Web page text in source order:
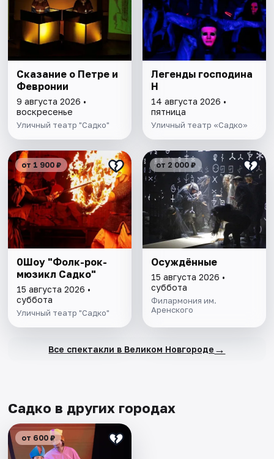
Сказание о Петре и
Февронии
9 августа 2026 •
воскресенье
Уличный театр "Садко"
Легенды господина
Н
14 августа 2026 •
пятница
Уличный театр «Садко»
от 1 900 ₽
0Шоу "Фолк-рок-
мюзикл Садко"
15 августа 2026 •
суббота
Уличный театр "Садко"
от 2 000 ₽
Осуждённые
15 августа 2026 •
суббота
Филармония им.
Аренского
Все спектакли в Великом Новгороде →
Садко в других городах
от 600 ₽